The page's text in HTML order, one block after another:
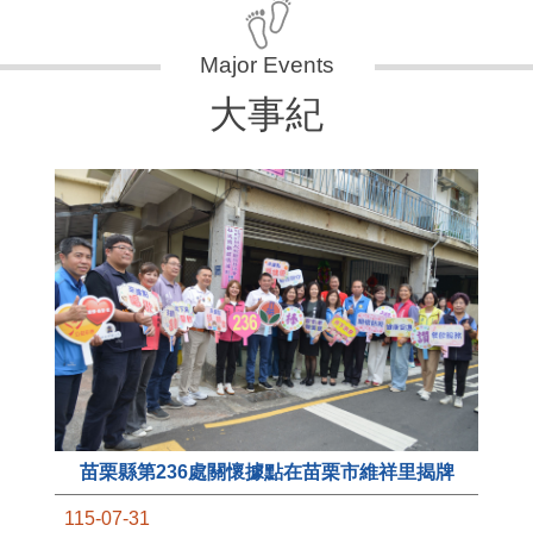
大事紀
苗栗縣第236處關懷據點在苗栗市維祥里揭牌
115-07-31